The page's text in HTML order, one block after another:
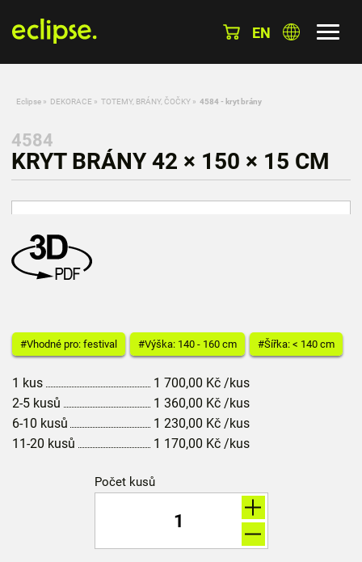
EN
Eclipse » DEKORACE » TOTEMY, BRÁNY, ČOČKY » 4584 - kryt brány
4584
KRYT BRÁNY 42 × 150 × 15 CM
#Vhodné pro: festival #Výška: 140 - 160 cm #Šířka: < 140 cm
1 kus 1 700,00 Kč /kus
2-5 kusů
1 360,00 Kč /kus
6-10 kusů
1 230,00 Kč /kus
11-20 kusů
1 170,00 Kč /kus
Počet kusů